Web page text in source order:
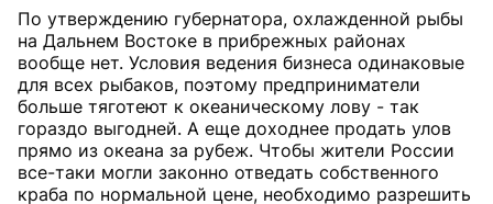
По утверждению губернатора, охлажденной рыбы
на Дальнем Востоке в прибрежных районах
вообще нет. Условия ведения бизнеса одинаковые
для всех рыбаков, поэтому предприниматели
больше тяготеют к океаническому лову - так
гораздо выгодней. А еще доходнее продать улов
прямо из океана за рубеж. Чтобы жители России
все-таки могли законно отведать собственного
краба по нормальной цене, необходимо разрешить